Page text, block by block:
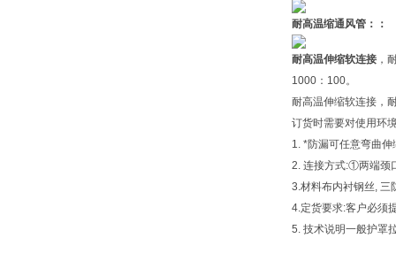
耐高温缩通风管：：
耐高温伸缩软连接 ，
1000：100。
耐高温伸缩软连接，
订货时需要对使用
1. *防漏可任意弯曲
2. 连接方式:①两端
3.材料布内衬钢丝,
4.定货要求:客户必
5. 技术说明一般护罩